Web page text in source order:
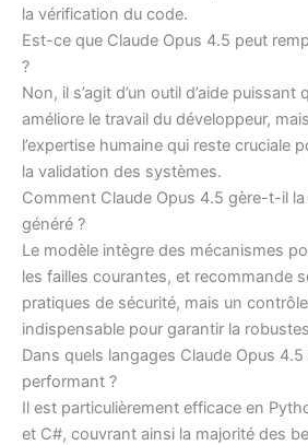
la vérification du code.
Est-ce que Claude Opus 4.5 peut
?
Non, il s’agit d’un outil d’aide puissant
améliore le travail du développeur,
l’expertise humaine qui reste cruciale
la validation des systèmes.
Comment Claude Opus 4.5 gère-t-il
généré ?
Le modèle intègre des mécanismes
les failles courantes, et recommande
pratiques de sécurité, mais un
indispensable pour garantir la
Dans quels langages Claude Opus
performant ?
Il est particulièrement efficace en
et C#, couvrant ainsi la majorité des